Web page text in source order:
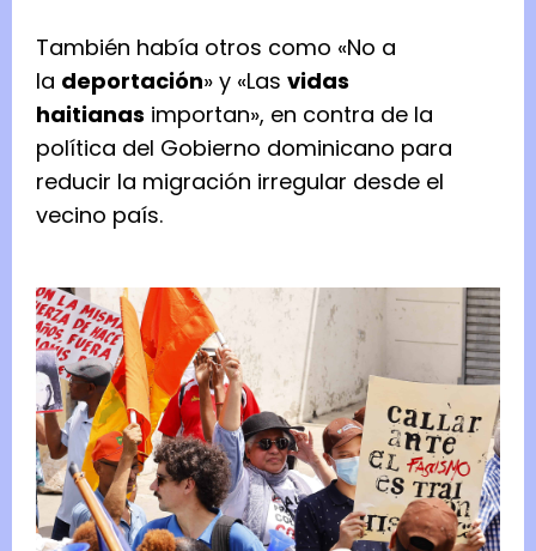
También había otros como «No a
la deportación» y «Las vidas
haitianas importan», en contra de la
política del Gobierno dominicano para
reducir la migración irregular desde el
vecino país.